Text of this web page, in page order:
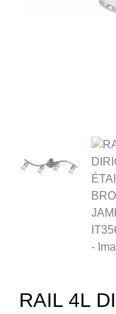
RAIL 4L